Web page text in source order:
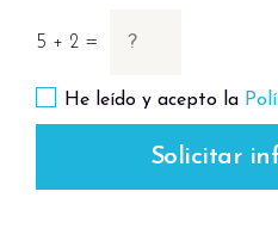
5 + 2 =
He leído y acepto la
Solicitar